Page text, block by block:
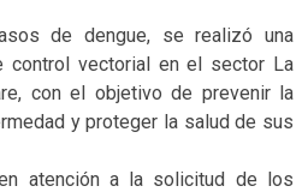
de dengue, se realizó una
control vectorial en el sector La
con el objetivo de prevenir la
y proteger la salud de sus
atención a la solicitud de los